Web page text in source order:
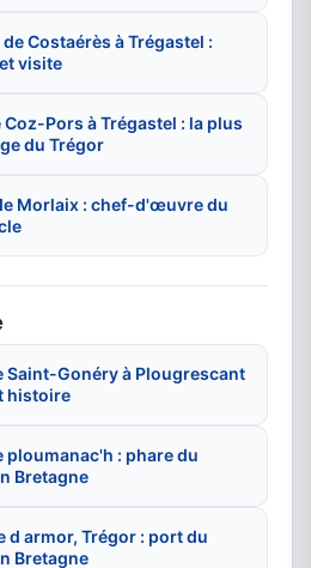
Costaérès à Trégastel :
visite
Coz-Pors à Trégastel : la plus
du Trégor
Morlaix : chef-d'œuvre du
Saint-Gonéry à Plougrescant
histoire
ploumanac'h : phare du
Bretagne
d armor, Trégor : port du
Bretagne